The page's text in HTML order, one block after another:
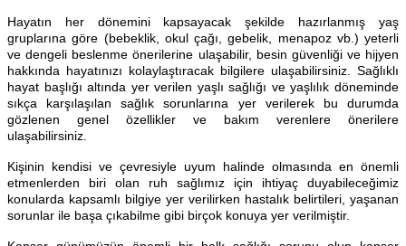
Hayatın her dönemini kapsayacak şekilde hazırlanmış yaş
gruplarına göre (bebeklik, okul çağı, gebelik, menapoz vb.) yeterli
ve dengeli beslenme önerilerine ulaşabilir, besin güvenliği ve hijyen
hakkında hayatınızı kolaylaştıracak bilgilere ulaşabilirsiniz. Sağlıklı
hayat başlığı altında yer verilen yaşlı sağlığı ve yaşlılık döneminde
sıkça karşılaşılan sağlık sorunlarına yer verilerek bu durumda
gözlenen genel özellikler ve bakım verenlere önerilere
ulaşabilirsiniz.
Kişinin kendisi ve çevresiyle uyum halinde olmasında en önemli
etmenlerden biri olan ruh sağlımız için ihtiyaç duyabileceğimiz
konularda kapsamlı bilgiye yer verilirken hastalık belirtileri, yaşanan
sorunlar ile başa çıkabilme gibi birçok konuya yer verilmiştir.